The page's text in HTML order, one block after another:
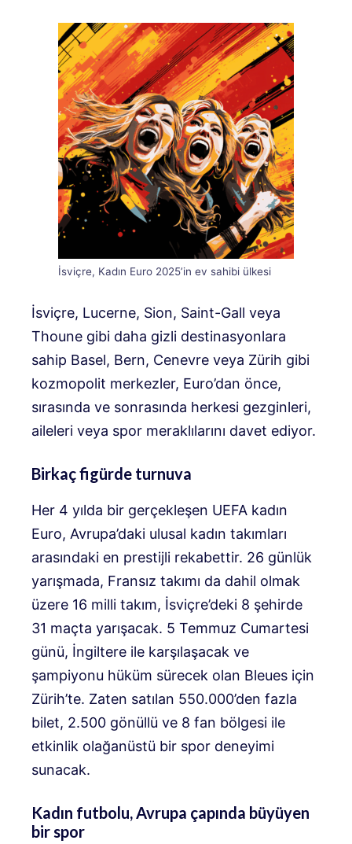
İsviçre, Kadın Euro 2025’in ev sahibi ülkesi
İsviçre, Lucerne, Sion, Saint-Gall veya
Thoune gibi daha gizli destinasyonlara
sahip Basel, Bern, Cenevre veya Zürih gibi
kozmopolit merkezler, Euro’dan önce,
sırasında ve sonrasında herkesi gezginleri,
aileleri veya spor meraklılarını davet ediyor.
Birkaç figürde turnuva
Her 4 yılda bir gerçekleşen UEFA kadın
Euro, Avrupa’daki ulusal kadın takımları
arasındaki en prestijli rekabettir. 26 günlük
yarışmada, Fransız takımı da dahil olmak
üzere 16 milli takım, İsviçre’deki 8 şehirde
31 maçta yarışacak. 5 Temmuz Cumartesi
günü, İngiltere ile karşılaşacak ve
şampiyonu hüküm sürecek olan Bleues için
Zürih’te. Zaten satılan 550.000’den fazla
bilet, 2.500 gönüllü ve 8 fan bölgesi ile
etkinlik olağanüstü bir spor deneyimi
sunacak.
Kadın futbolu, Avrupa çapında büyüyen
bir spor